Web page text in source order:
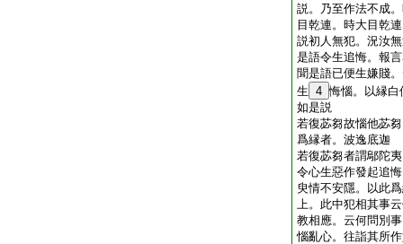
説。乃至作法不成
目乾連。時大目乾
説初人無犯。況汝
是語令生追悔。報
聞是語已便生嫌賤
生 4 悔惱。以縁白
如是説
若復苾芻故惱他苾
爲縁者。波逸底迦
若復苾芻者謂鄔陀
令心生惡作發起追
臾情不安隱。以此
上。此中犯相其事
教相應。云何問別
惱亂心。往詣其所